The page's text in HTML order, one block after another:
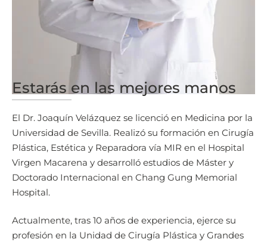
Cirujano Plástico, Estético y Reparador
Nº Colegiado: 414116798
Estarás en las mejores manos
El Dr. Joaquín Velázquez se licenció en Medicina por la
Universidad de Sevilla. Realizó su formación en Cirugía
Plástica, Estética y Reparadora vía MIR en el Hospital
Virgen Macarena y desarrolló estudios de Máster y
Doctorado Internacional en Chang Gung Memorial
Hospital.
Actualmente, tras 10 años de experiencia, ejerce su
profesión en la Unidad de Cirugía Plástica y Grandes